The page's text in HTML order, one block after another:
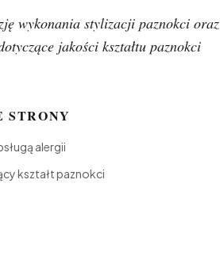
wykonania stylizacji paznokci oraz
jakości kształtu paznokci
STRONY
alergii
kształt paznokci